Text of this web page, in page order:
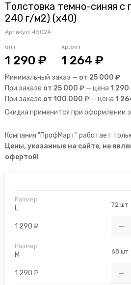
Толстовка темно-синяя с
240 г/м2) (х40)
Артикул: 45024
опт
1 290 ₽
кр.опт
1 264 ₽
Минимальный заказ — от 25 000 ₽
При заказе от 25 000 ₽ — цена 1 290
При заказе от 100 000 ₽ — цена 1
Скидка применится при оформлении
Компания "ПрофМарт" работает
Цены, указанные на сайте, не
офертой!
L 72 шт
1 290 ₽
M 68 шт
1 290 ₽